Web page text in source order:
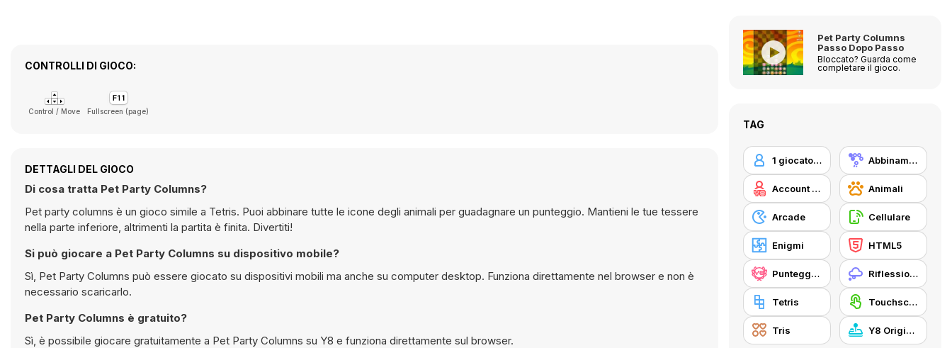
CONTROLLI DI GIOCO:
Control / Move Fullscreen (page)
DETTAGLI DEL GIOCO
Di cosa tratta Pet Party Columns?
Pet party columns è un gioco simile a Tetris. Puoi abbinare tutte le icone degli animali per guadagnare un punteggio. Mantieni le tue tessere
nella parte inferiore, altrimenti la partita è finita. Divertiti!
Si può giocare a Pet Party Columns su dispositivo mobile?
Sì, Pet Party Columns può essere giocato su dispositivi mobili ma anche su computer desktop. Funziona direttamente nel browser e non è
necessario scaricarlo.
Pet Party Columns è gratuito?
Sì, è possibile giocare gratuitamente a Pet Party Columns su Y8 e funziona direttamente sul browser.
Pet Party Columns
Passo Dopo Passo
Bloccato? Guarda come
completare il gioco.
TAG
1 giocatore Abbinamento
Account Y8 Animali
Arcade Cellulare
Enigmi HTML5
Punteggio più Alto di Y8 Riflessione
Tetris Touchscreen
Tris Y8 Originals